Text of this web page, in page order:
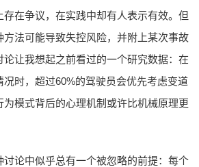
在争议，在实践中却有人表示有效。但
方法可能导致失控风险，并附上某次事故
让我想起之前看过的一个研究数据：在
时，超过60%的驾驶员会优先考虑变道
模式背后的心理机制或许比机械原理更
讨论中似乎总有一个被忽略的前提：每个